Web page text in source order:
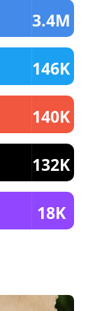
3.4M
146K
140K
132K
18K